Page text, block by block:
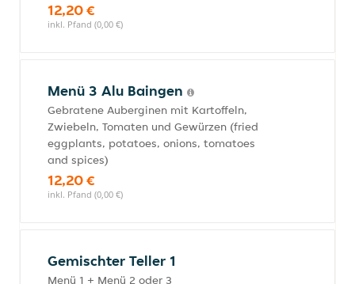
12,20 €
inkl. Pfand (0,00 €)
Menü 3 Alu Baingen
Gebratene Auberginen mit Kartoffeln,
Zwiebeln, Tomaten und Gewürzen (fried
eggplants, potatoes, onions, tomatoes
and spices)
12,20 €
inkl. Pfand (0,00 €)
Gemischter Teller 1
Menü 1 + Menü 2 oder 3